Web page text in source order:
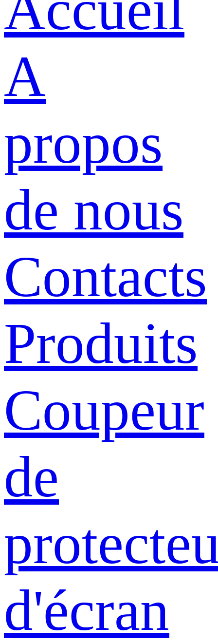
A
propos
de nous
Contacts
Produits
Coupeur
de
d'écran